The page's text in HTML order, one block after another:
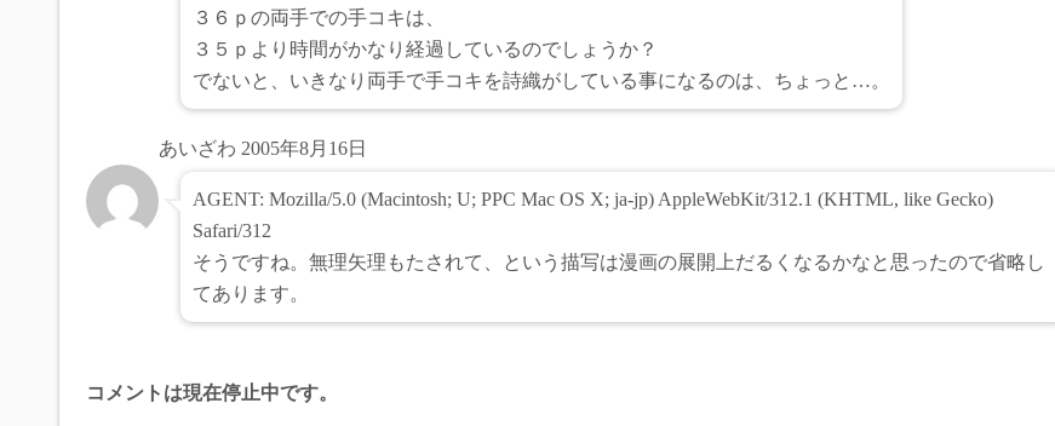
３６ｐの両手での手コキは、
３５ｐより時間がかなり経過しているのでしょうか？
でないと、いきなり両手で手コキを詩織がしている事になるのは、ちょっと…。
あいざわ 2005年8月16日
AGENT: Mozilla/5.0 (Macintosh; U; PPC Mac OS X; ja-jp) AppleWebKit/312.1 (KHTML, like Gecko)
Safari/312
そうですね。無理矢理もたされて、という描写は漫画の展開上だるくなるかなと思ったので省略し
てあります。
コメントは現在停止中です。